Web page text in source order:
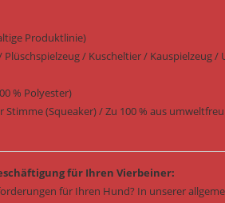
Produktlinie)
Plüschspielzeug / Kuscheltier / Kauspielzeug /
% Polyester)
(Squeaker) / Zu 100 % aus
für Ihren Vierbeiner:
für Ihren Hund? In unserer